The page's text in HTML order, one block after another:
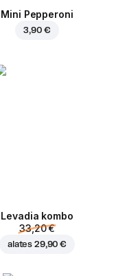
Mini Pepperoni
3,90 €
Levadia kombo
33,20 €
alates 29,90 €